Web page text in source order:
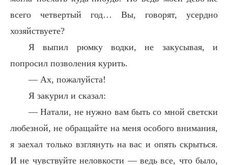
всего четвертый год… Вы, говорят, усердно
хозяйствуете?
Я выпил рюмку водки, не закусывая, и
попросил позволения курить.
— Ах, пожалуйста!
Я закурил и сказал:
— Натали, не нужно вам быть со мной светски
любезной, не обращайте на меня особого внимания,
я заехал только взглянуть на вас и опять скрыться.
И не чувствуйте неловкости — ведь все, что было,